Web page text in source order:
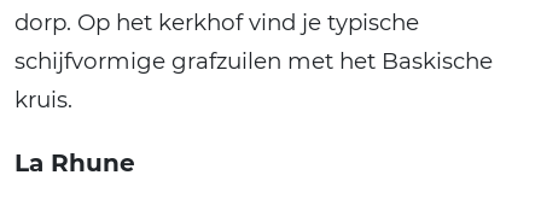
dorp. Op het kerkhof vind je typische
schijfvormige grafzuilen met het Baskische
kruis.
La Rhune